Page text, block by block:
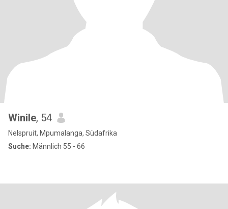
Winile, 54
Nelspruit, Mpumalanga, Südafrika
Suche: Männlich 55 - 66